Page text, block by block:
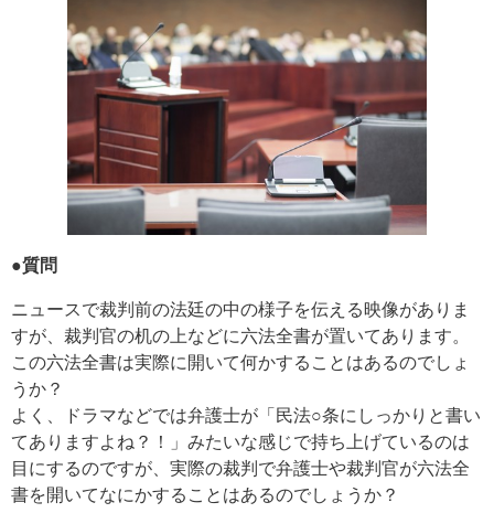
●質問
ニュースで裁判前の法廷の中の様子を伝える映像がありま
すが、裁判官の机の上などに六法全書が置いてあります。
この六法全書は実際に開いて何かすることはあるのでしょ
うか？
よく、ドラマなどでは弁護士が「民法○条にしっかりと書い
てありますよね？！」みたいな感じで持ち上げているのは
目にするのですが、実際の裁判で弁護士や裁判官が六法全
書を開いてなにかすることはあるのでしょうか？